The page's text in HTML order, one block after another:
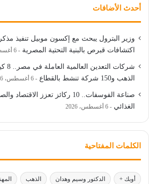
أحدث الأضافات
وزير البترول يبحث مع إكسون موبيل تنفيذ
اكتشافات قبرص بالبنية التحتية المصرية
6 أغسطس، 2026
الذهب و150 شركة تنشط بالقطاع
6 أغسطس، 2026
صناعة الفوسفات.. 10 ركائز تعزز
الغذائي
6 أغسطس، 2026
الكلمات المفتاحية
أوبك + الدكتور وسيم وهدان الذهب